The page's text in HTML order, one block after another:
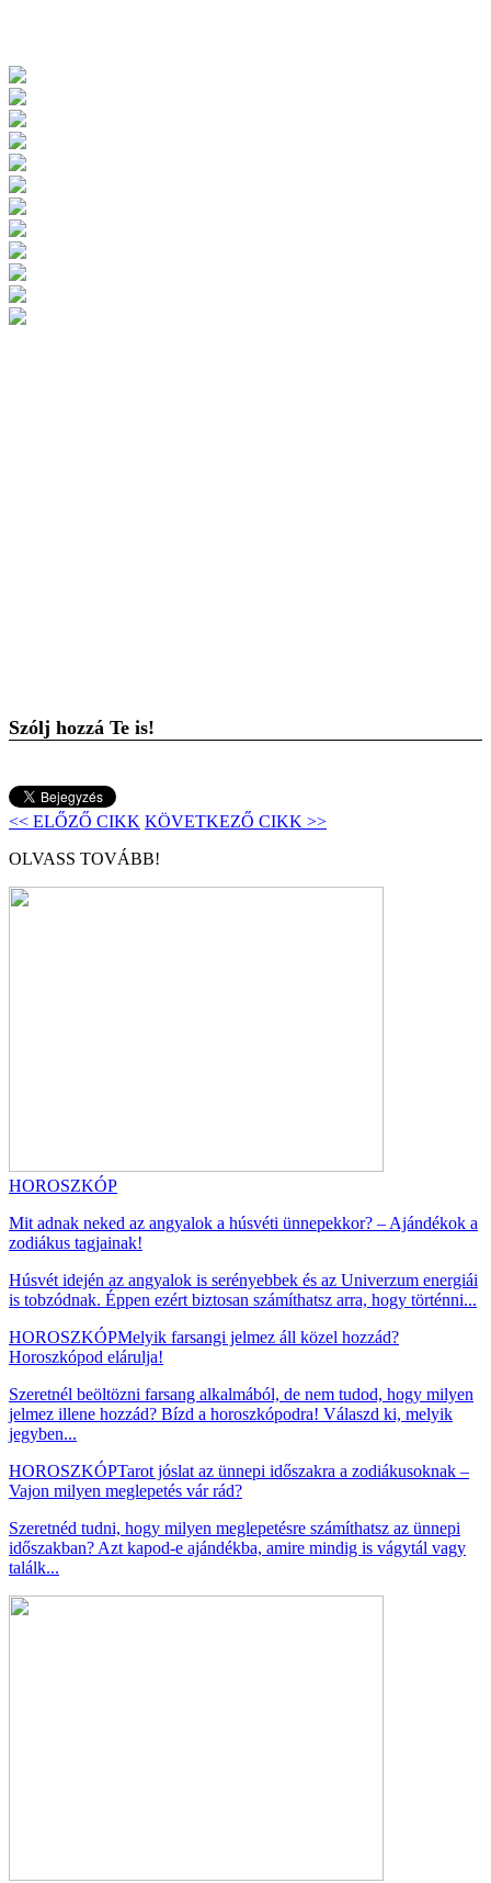
Szólj hozzá Te is!
<< ELŐZŐ CIKK KÖVETKEZŐ CIKK >>
OLVASS TOVÁBB!
HOROSZKÓP
Mit adnak neked az angyalok a húsvéti ünnepekkor? – Ajándékok a
zodiákus tagjainak!
Húsvét idején az angyalok is serényebbek és az Univerzum energiái
is tobzódnak. Éppen ezért biztosan számíthatsz arra, hogy történni...
HOROSZKÓPMelyik farsangi jelmez áll közel hozzád?
Horoszkópod elárulja!
Szeretnél beöltözni farsang alkalmából, de nem tudod, hogy milyen
jelmez illene hozzád? Bízd a horoszkópodra! Válaszd ki, melyik
jegyben...
HOROSZKÓPTarot jóslat az ünnepi időszakra a zodiákusoknak –
Vajon milyen meglepetés vár rád?
Szeretnéd tudni, hogy milyen meglepetésre számíthatsz az ünnepi
időszakban? Azt kapod-e ajándékba, amire mindig is vágytál vagy
találk...